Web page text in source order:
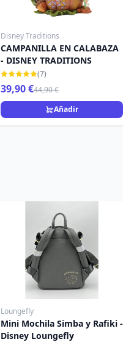
Disney Traditions
CAMPANILLA EN CALABAZA
- DISNEY TRADITIONS
(7)
39,90 €44,90 €
Añadir
Loungefly
Mini Mochila Simba y Rafiki -
Disney Loungefly